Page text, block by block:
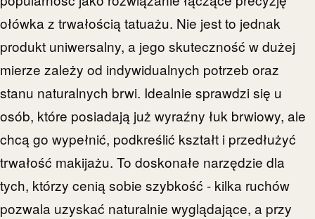
ołówka z trwałością tatuażu. Nie jest to jednak
produkt uniwersalny, a jego skuteczność w dużej
mierze zależy od indywidualnych potrzeb oraz
stanu naturalnych brwi. Idealnie sprawdzi się u
osób, które posiadają już wyraźny łuk brwiowy, ale
chcą go wypełnić, podkreślić kształt i przedłużyć
trwałość makijażu. To doskonałe narzędzie dla
tych, którzy cenią sobie szybkość - kilka ruchów
pozwala uzyskać naturalnie wyglądające, a przy